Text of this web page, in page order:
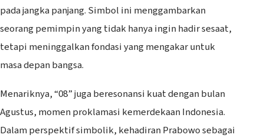
pada jangka panjang. Simbol ini menggambarkan
seorang pemimpin yang tidak hanya ingin hadir sesaat,
tetapi meninggalkan fondasi yang mengakar untuk
masa depan bangsa.
Menariknya, “08” juga beresonansi kuat dengan bulan
Agustus, momen proklamasi kemerdekaan Indonesia.
Dalam perspektif simbolik, kehadiran Prabowo sebagai